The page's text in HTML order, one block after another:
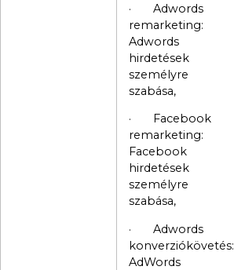
· Adwords
remarketing:
Adwords
hirdetések
személyre
szabása,
· Facebook
remarketing:
Facebook
hirdetések
személyre
szabása,
· Adwords
konverziókövetés:
AdWords